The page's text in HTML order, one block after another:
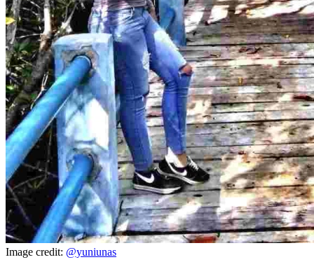
Image credit: @yuniunas